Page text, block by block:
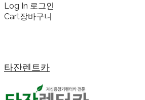
Log In 로그인
Cart장바구니
타잔렌트카